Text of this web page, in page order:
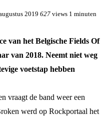
2019 627 views 1 minuten
van het Belgische Fields Of
van 2018. Neemt niet weg
voetstap hebben
vraagt de band weer een
werd op Rockportaal het